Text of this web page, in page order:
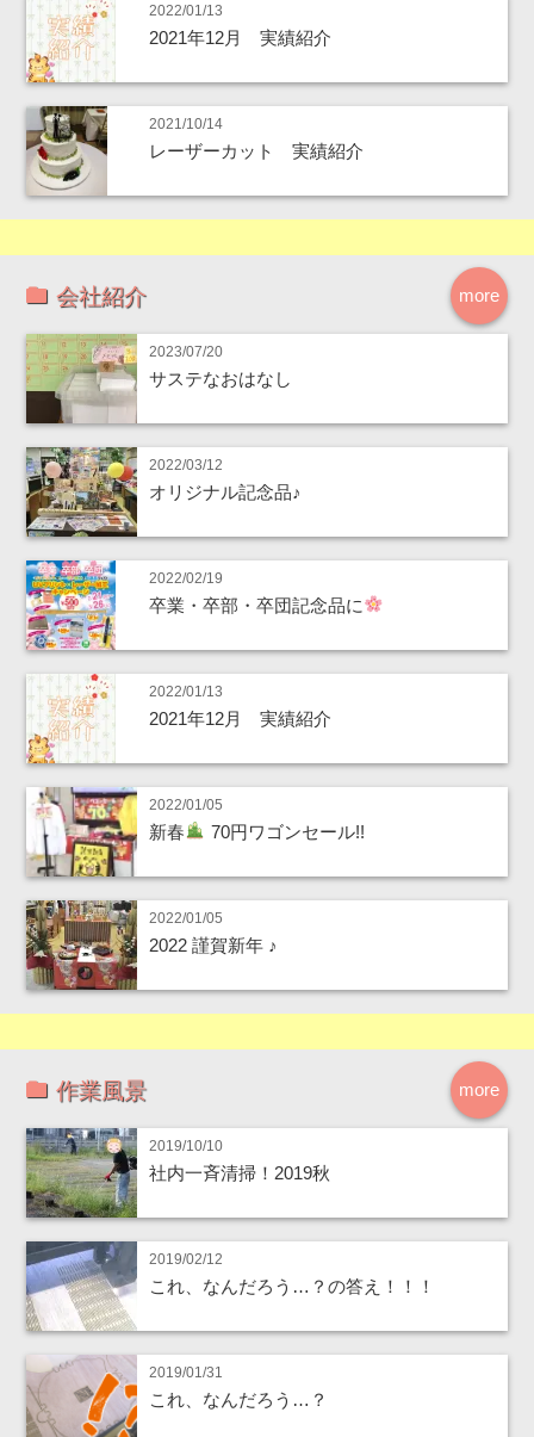
2022/01/13
2021年12月 実績紹介
2021/10/14
レーザーカット 実績紹介
more
会社紹介
2023/07/20
サステなおはなし
2022/03/12
オリジナル記念品♪
2022/02/19
卒業・卒部・卒団記念品に
2022/01/13
2021年12月 実績紹介
2022/01/05
新春 70円ワゴンセール!!
2022/01/05
2022 謹賀新年 ♪
more
作業風景
2019/10/10
社内一斉清掃！2019秋
2019/02/12
これ、なんだろう…？の答え！！！
2019/01/31
これ、なんだろう…？